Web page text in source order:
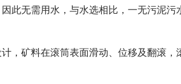
此无需用水，与水选相比，一无污泥
，矿料在滚筒表面滑动、位移及翻滚